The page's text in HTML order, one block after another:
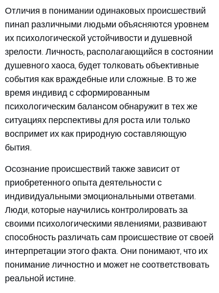
Отличия в понимании одинаковых происшествий
пинап различными людьми объясняются уровнем
их психологической устойчивости и душевной
зрелости. Личность, располагающийся в состоянии
душевного хаоса, будет толковать объективные
события как враждебные или сложные. В то же
время индивид с сформированным
психологическим балансом обнаружит в тех же
ситуациях перспективы для роста или только
воспримет их как природную составляющую
бытия.
Осознание происшествий также зависит от
приобретенного опыта деятельности с
индивидуальными эмоциональными ответами.
Люди, которые научились контролировать за
своими психологическими явлениями, развивают
способность различать сам происшествие от своей
интерпретации этого факта. Они понимают, что их
понимание личностно и может не соответствовать
реальной истине.